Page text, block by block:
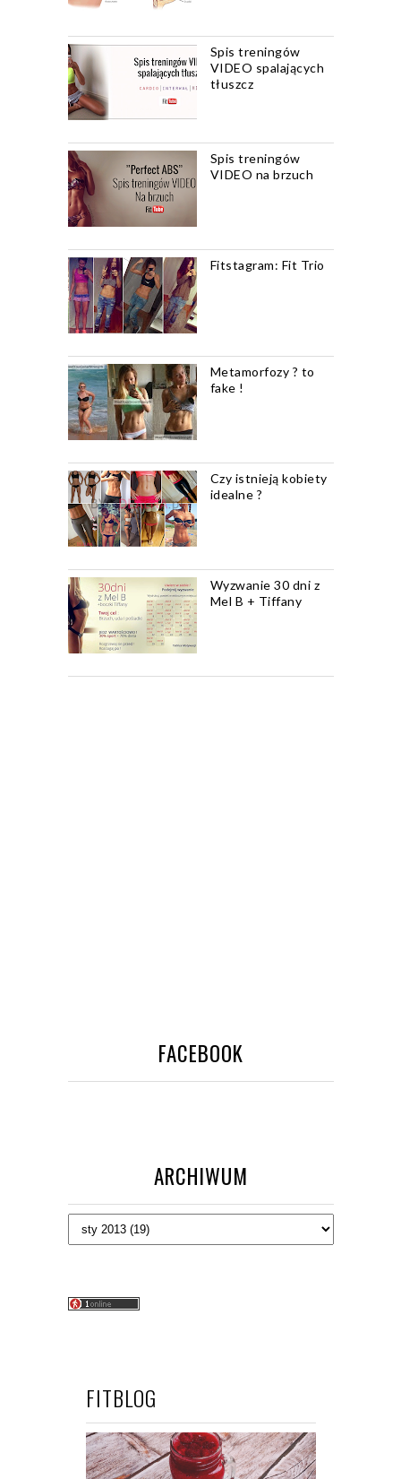
Spis treningów
VIDEO spalających
tłuszcz
Spis treningów
VIDEO na brzuch
Fitstagram: Fit Trio
Metamorfozy ? to
fake !
Czy istnieją kobiety
idealne ?
Wyzwanie 30 dni z
Mel B + Tiffany
FACEBOOK
ARCHIWUM
FITBLOG